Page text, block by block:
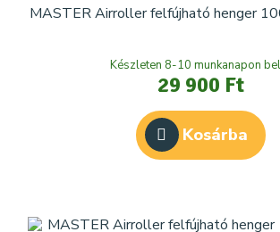
MASTER Airroller felfújható henger
Készleten 8-10 munkanapon
29 900 Ft
Kosárba